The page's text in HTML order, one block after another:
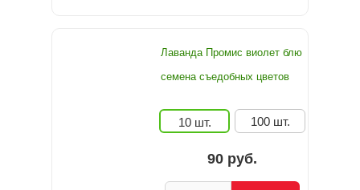
Лаванда Промис виолет блю
семена съедобных цветов
10 шт. 100 шт.
90 руб.